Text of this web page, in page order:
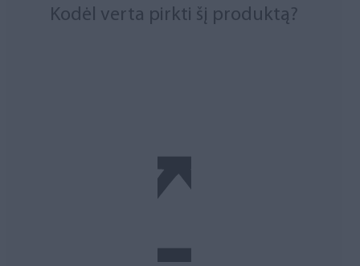
Kodėl verta pirkti šį produktą?